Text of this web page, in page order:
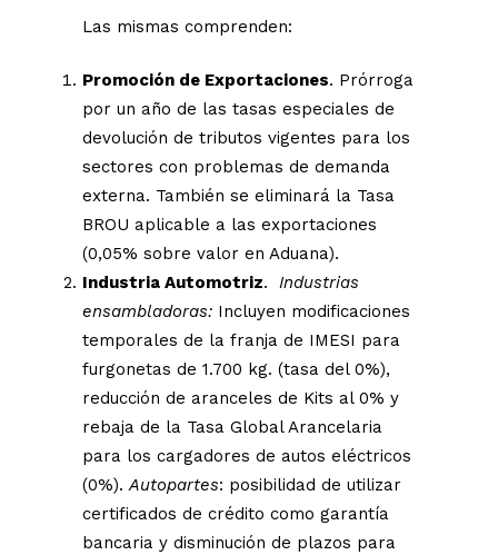
Las mismas comprenden:
Promoción de Exportaciones. Prórroga
por un año de las tasas especiales de
devolución de tributos vigentes para los
sectores con problemas de demanda
externa. También se eliminará la Tasa
BROU aplicable a las exportaciones
(0,05% sobre valor en Aduana).
Industria Automotriz. Industrias
ensambladoras: Incluyen modificaciones
temporales de la franja de IMESI para
furgonetas de 1.700 kg. (tasa del 0%),
reducción de aranceles de Kits al 0% y
rebaja de la Tasa Global Arancelaria
para los cargadores de autos eléctricos
(0%).Autopartes: posibilidad de utilizar
certificados de crédito como garantía
bancaria y disminución de plazos para